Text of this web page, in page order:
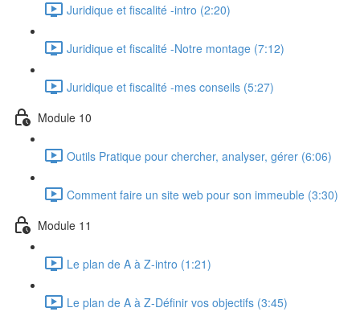
Juridique et fiscalité -intro (2:20)
Juridique et fiscalité -Notre montage (7:12)
Juridique et fiscalité -mes conseils (5:27)
Module 10
Outils Pratique pour chercher, analyser, gérer (6:06)
Comment faire un site web pour son immeuble (3:30)
Module 11
Le plan de A à Z-intro (1:21)
Le plan de A à Z-Définir vos objectifs (3:45)